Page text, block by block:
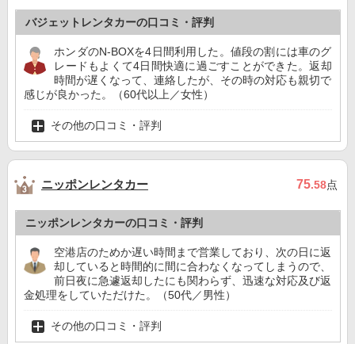
バジェットレンタカーの口コミ・評判
ホンダのN-BOXを4日間利用した。値段の割には車のグ
レードもよくて4日間快適に過ごすことができた。返却
時間が遅くなって、連絡したが、その時の対応も親切で
感じが良かった。（60代以上／女性）
その他の口コミ・評判
ニッポンレンタカー 75.58点
ニッポンレンタカーの口コミ・評判
空港店のためか遅い時間まで営業しており、次の日に返
却していると時間的に間に合わなくなってしまうので、
前日夜に急遽返却したにも関わらず、迅速な対応及び返
金処理をしていただけた。（50代／男性）
その他の口コミ・評判